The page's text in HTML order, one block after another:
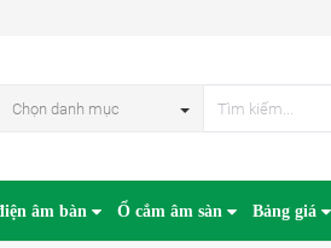
Chọn danh mục
âm bàn Ổ cắm âm sàn Bảng giá